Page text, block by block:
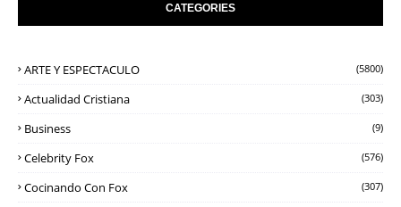
CATEGORIES
ARTE Y ESPECTACULO (5800)
Actualidad Cristiana (303)
Business (9)
Celebrity Fox (576)
Cocinando Con Fox (307)